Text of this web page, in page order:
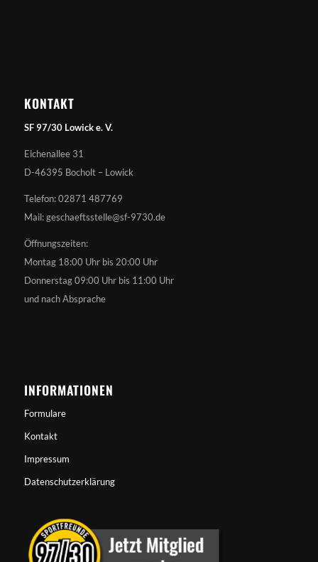
KONTAKT
SF 97/30 Lowick e. V.
Eichenallee 31
D-46395 Bocholt – Lowick
Telefon: 02871 487769
Mail: geschaeftsstelle@sf-9730.de
Öffnungszeiten:
Montag 18:00 Uhr bis 20:00 Uhr
Donnerstag 09:00 Uhr bis 11:00 Uhr
und nach Absprache
INFORMATIONEN
Formulare
Kontakt
Impressum
Datenschutzerklärung